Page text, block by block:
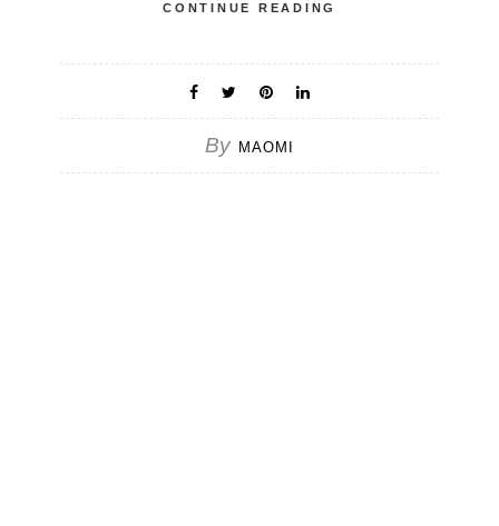
CONTINUE READING
By MAOMI